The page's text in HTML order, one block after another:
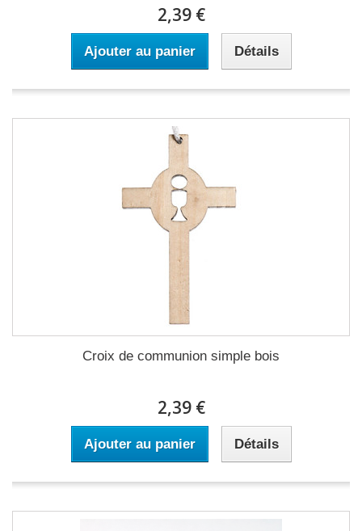
2,39 €
Ajouter au panier Détails
Croix de communion simple bois
2,39 €
Ajouter au panier Détails